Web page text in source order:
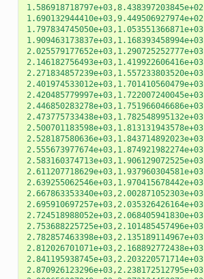
1.586918718797e+03,8.438397203845e+02
1.690132944410e+03,9.449506927974e+02
1.797834745050e+03, 1.053551366871e+03
1.909463173837e+03, 1.168393458994e+03
2.025579177652e+03, 1.290725252777e+03
2.146182756493e+03, 1.419922606416e+03
2.271834857239e+03, 1.557233803520e+03
2.401974533012e+03, 1.701410560479e+03
2.420485779997e+03, 1.722007240045e+03
2.446850283278e+03, 1.751966046686e+03
2.473775733438e+03, 1.782548995132e+03
2.500701183598e+03, 1.813131943578e+03
2.528187580636e+03, 1.843714892023e+03
2.555673977674e+03, 1.874921982274e+03
2.583160374713e+03, 1.906129072525e+03
2.611207718629e+03, 1.937960304581e+03
2.639255062546e+03, 1.970415678442e+03
2.667863353340e+03,2.002871052303e+03
2.695910697257e+03,2.035326426164e+03
2.724518988052e+03,2.068405941830e+03
2.753688225725e+03,2.101485457496e+03
2.782857463398e+03,2.135189114967e+03
2.812026701071e+03,2.168892772438e+03
2.841195938745e+03,2.203220571714e+03
2.870926123296e+03,2.238172512795e+03